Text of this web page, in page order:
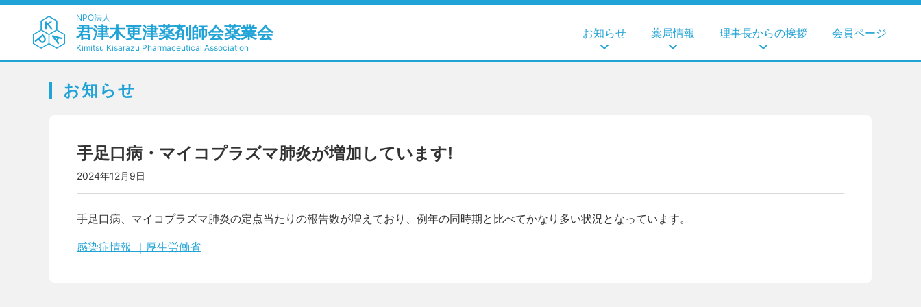
NPO法人
君津木更津薬剤師会薬業会
Kimitsu Kisarazu Pharmaceutical Association
お知らせ 薬局情報 理事長からの挨拶 会員ページ
お知らせ
手足口病・マイコプラズマ肺炎が増加しています!
2024年12月9日
手足口病、マイコプラズマ肺炎の定点当たりの報告数が増えており、例年の同時期と比べてかなり多い状況となっています。
感染症情報 ｜厚生労働省